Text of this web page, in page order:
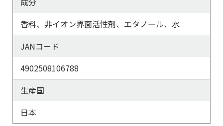
香料、非イオン界面活性剤、エタノール、水
JANコード
4902508106788
生産国
日本